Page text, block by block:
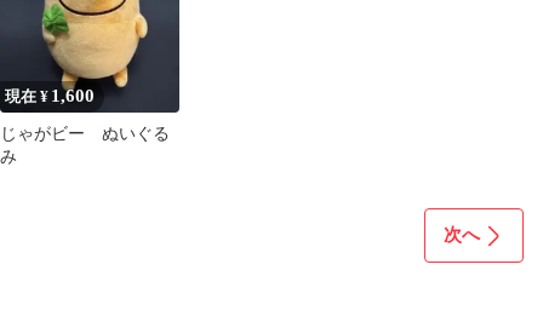
現在 ¥ 1,600
じゃがビー ぬいぐる
み
次へ